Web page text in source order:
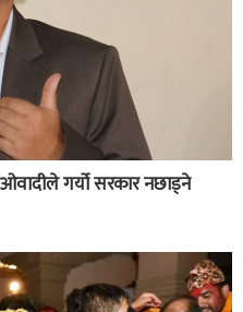
गर्यो सरकार नछाड्ने